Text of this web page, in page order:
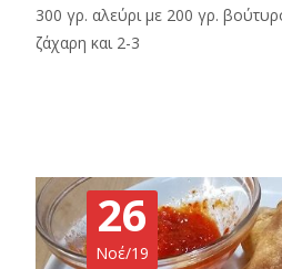
300 γρ. αλεύρι με 200 γρ.
ζάχαρη και 2-3
26
Νοέ/19